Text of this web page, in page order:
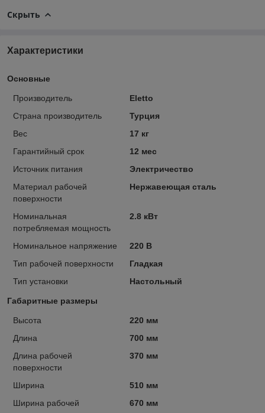
Скрыть
Характеристики
Основные
Производитель
Eletto
Страна производитель
Турция
Вес
17 кг
Гарантийный срок
12 мес
Источник питания
Электричество
Материал рабочей
поверхности
Нержавеющая сталь
Номинальная
потребляемая мощность
2.8 кВт
Номинальное напряжение
220 В
Тип рабочей поверхности
Гладкая
Тип установки
Настольный
Габаритные размеры
Высота
220 мм
Длина
700 мм
Длина рабочей
поверхности
370 мм
Ширина
510 мм
Ширина рабочей
670 мм